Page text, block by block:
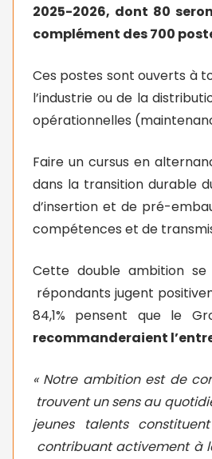
2025-2026, dont 80
complément des 700
Ces postes sont ouverts à
l’industrie ou de la
opérationnelles
Faire un cursus en
dans la transition durable
d’insertion et de pré-
compétences et de
Cette double ambition se
répondants jugent
84,1% pensent que le
recommanderaient
« Notre ambition est de
trouvent un sens au
jeunes talents
contribuant activement à